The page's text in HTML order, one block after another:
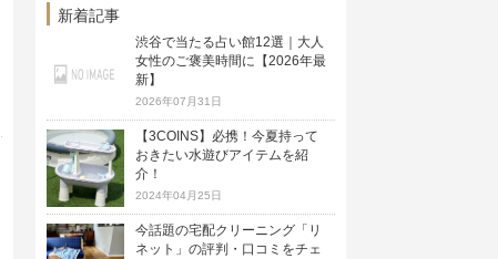
新着記事
渋谷で当たる占い館12選｜大人
女性のご褒美時間に【2026年最
新】
2026年07月31日
【3COINS】必携！今夏持って
おきたい水遊びアイテムを紹
介！
2024年04月25日
今話題の宅配クリーニング「リ
ネット」の評判・口コミをチェ